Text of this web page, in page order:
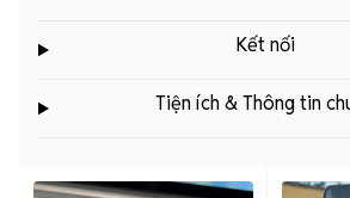
Kết nối
Tiện ích & Thông tin